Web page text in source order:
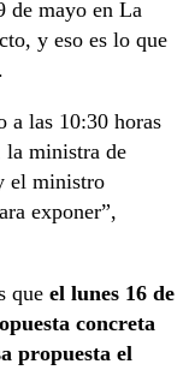
de mayo en La
y eso es lo que
a las 10:30 horas
la ministra de
el ministro
exponer”,
que el lunes 16 de
concreta
propuesta el